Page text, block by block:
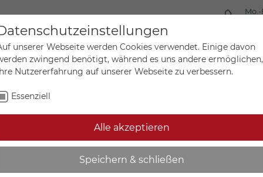
Mein
Sonderanfertigungen
nach ADR | Klasse 3,
unserer Webseite werden Cookies verwendet. Einige davon
zwingend benötigt, während es uns andere ermöglichen,
Nutzererfahrung auf unserer Webseite zu verbessern.
Essenziell
Alle akzeptieren
Speichern & schließen